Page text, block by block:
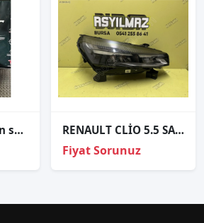
Renault clio 4 icon sağ ön ledli far 2013-2019 RENAULT CLİO 5.5 SAĞ FAR ORJİNAL
Fiyat Sorunuz